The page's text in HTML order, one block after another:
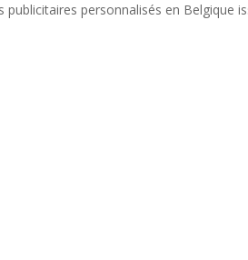
personnalisés en Belgique